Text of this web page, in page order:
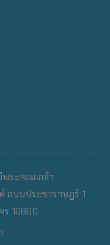
ระจอมเกล้า
ถนนประชาราษฎร์ 1
ร 10800